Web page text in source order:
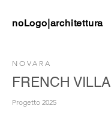
noLogo|architettura
NOVARA
FRENCH VILLA
Progetto 2025